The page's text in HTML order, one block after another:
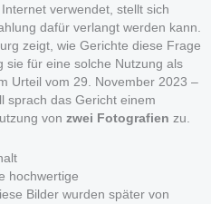
verwendet, stellt sich
dafür verlangt werden kann.
zeigt, wie Gerichte diese Frage
sie für eine solche Nutzung als
Urteil vom 29. November 2023 –
sprach das Gericht einem
von zwei Fotografien zu.
hochwertige
Bilder wurden später von